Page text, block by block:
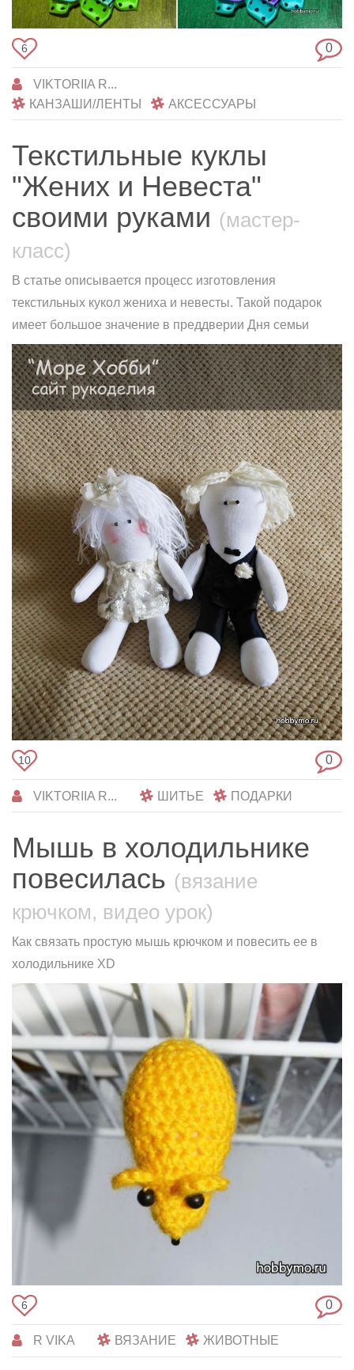
6 0
VIKTORIIA R...
КАНЗАШИ/ЛЕНТЫ
АКСЕССУАРЫ
Текстильные куклы
"Жених и Невеста"
своими руками (мастер-
класс)
В статье описывается процесс изготовления
текстильных кукол жениха и невесты. Такой подарок
имеет большое значение в преддверии Дня семьи
10 0
VIKTORIIA R... ШИТЬЕ ПОДАРКИ
Мышь в холодильнике
повесилась (вязание
крючком, видео урок)
Как связать простую мышь крючком и повесить ее в
холодильнике XD
6 0
R VIKA ВЯЗАНИЕ ЖИВОТНЫЕ